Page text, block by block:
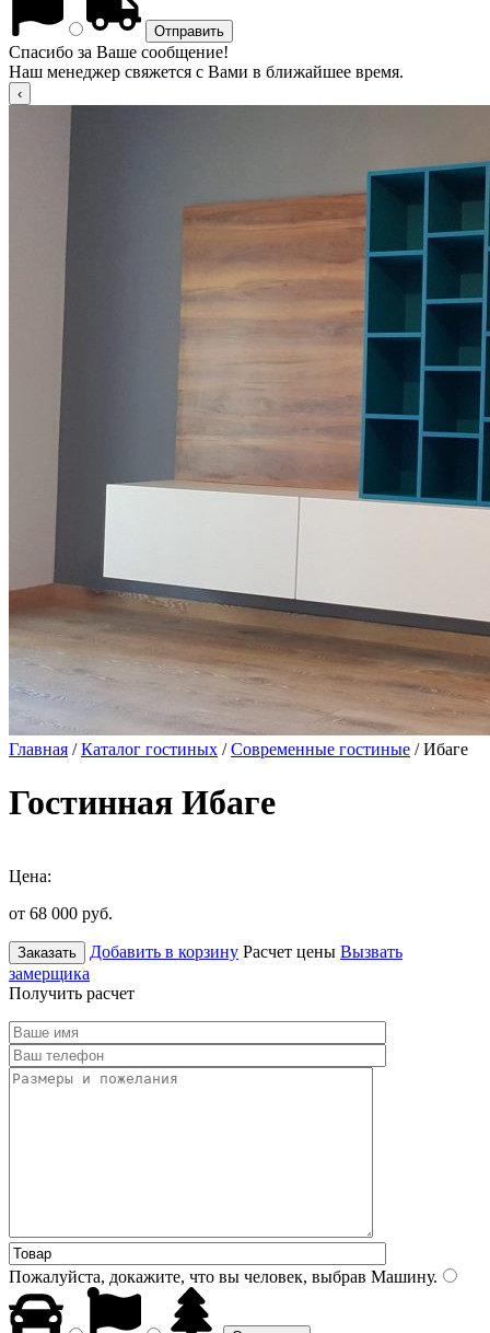
Спасибо за Ваше сообщение!
Наш менеджер свяжется с Вами в ближайшее время.
Главная /Каталог гостиных /Современные гостиные / Ибаге
Гостинная Ибаге
Цена:
от 68 000 руб.
Заказать Добавить в корзину Расчет цены Вызвать
замерщика
Получить расчет
Пожалуйста, докажите, что вы человек, выбрав Машину.